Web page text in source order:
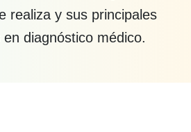
realiza y sus principales
diagnóstico médico.